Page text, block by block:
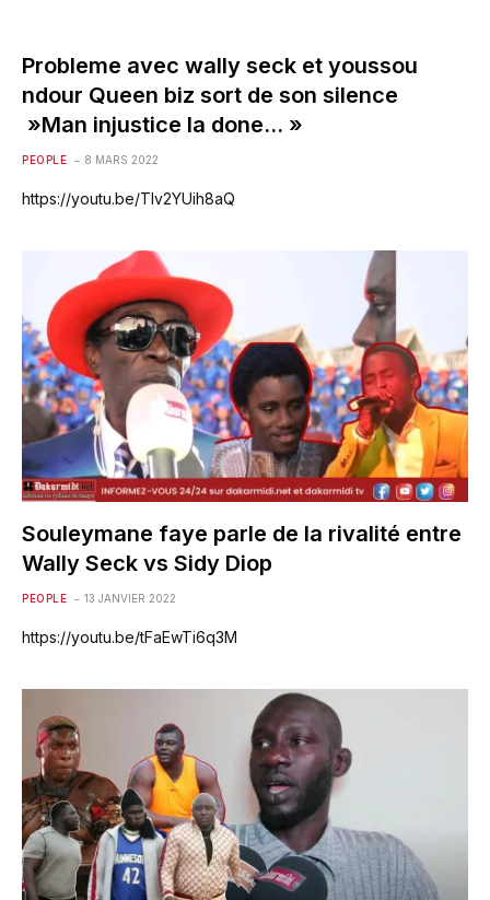
Probleme avec wally seck et youssou
ndour Queen biz sort de son silence
»Man injustice la done… »
PEOPLE 8 MARS 2022
https://youtu.be/TIv2YUih8aQ
Souleymane faye parle de la rivalité entre
Wally Seck vs Sidy Diop
PEOPLE 13 JANVIER 2022
https://youtu.be/tFaEwTi6q3M